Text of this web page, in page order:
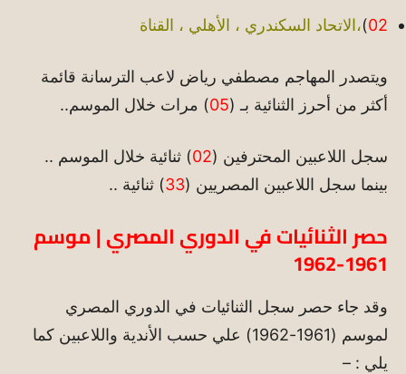
02
)،الاتحاد السكندري ، الأهلي ، القناة
ويتصدر المهاجم مصطفي رياض لاعب الترسانة قائمة
أكثر من أحرز الثنائية بـ (05) مرات خلال الموسم..
سجل اللاعبين المحترفين (02) ثنائية خلال الموسم ..
بينما سجل اللاعبين المصريين (33) ثنائية ..
حصر الثنائيات في الدوري المصري | موسم
1961-1962
وقد جاء حصر سجل الثنائيات في الدوري المصري
لموسم (1961-1962) علي حسب الأندية واللاعبين كما
يلي : –